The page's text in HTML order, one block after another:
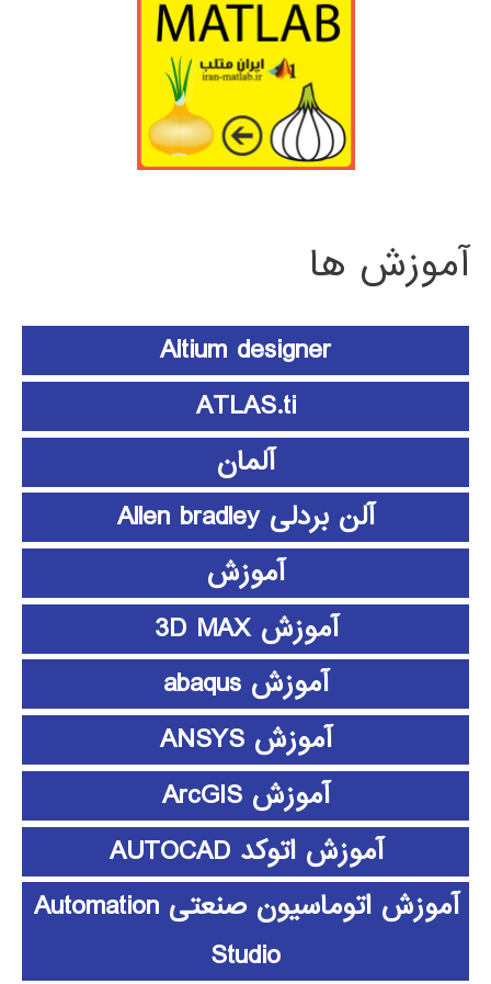
آموزش ها
Altium designer
ATLAS.ti
آلمان
آلن بردلی Allen bradley
آموزش
آموزش 3D MAX
آموزش abaqus
آموزش ANSYS
آموزش ArcGIS
آموزش اتوکد AUTOCAD
آموزش اتوماسیون صنعتی Automation
Studio